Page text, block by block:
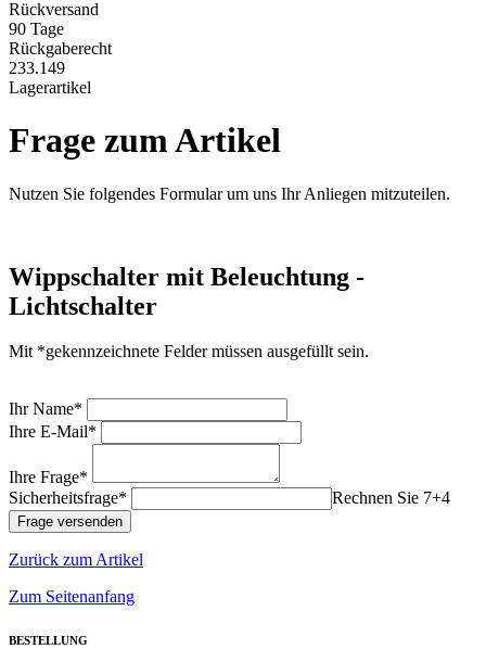
Rückversand
90 Tage
Rückgaberecht
233.149
Lagerartikel
Frage zum Artikel
Nutzen Sie folgendes Formular um uns Ihr Anliegen mitzuteilen.
Wippschalter mit Beleuchtung -
Lichtschalter
Mit *gekennzeichnete Felder müssen ausgefüllt sein.
Ihr Name*
Ihre E-Mail*
Ihre Frage*
Sicherheitsfrage*
Rechnen Sie 7+4
Zurück zum Artikel
Zum Seitenanfang
BESTELLUNG